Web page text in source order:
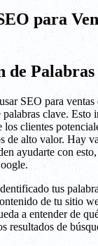
para
de Palabras
SEO para
clave. Esto
los clientes
de alto valor. Hay
ayudarte con
tus
de tu sitio
a entender de
resultados de